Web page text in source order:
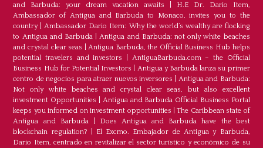
and Barbuda: your dream vacation awaits
H.E Dr. Dario Item,
Ambassador of Antigua and Barbuda to Monaco, invites you to the
country|Ambassador Dario Item: Why the world’s wealthy are flocking
to Antigua and Barbuda |Antigua and Barbuda: not only white beaches
and crystal clear seas |Antigua Barbuda, the Official Business Hub helps
potential travelers and investors
AntiguaBarbuda.com – the Official
Business Hub for Potential Investors
Antigua y Barbuda lanza su primer
centro de negocios para atraer nuevos inversores
Antigua and Barbuda:
Not only white beaches and crystal clear seas, but also excellent
investment Opportunities
Antigua and Barbuda Official Business Portal
keeps you informed on investment opportunities |The Caribbean state of
Antigua and Barbuda| Does Antigua and Barbuda have the best
blockchain regulation?
El Excmo. Embajador de Antigua y Barbuda,
Dario Item, centrado en revitalizar el sector turístico y económico de su